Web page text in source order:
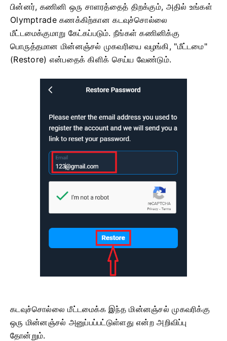
பின்னர், கணினி ஒரு சாளரத்தைத் திறக்கும், அதில் உங்கள்
Olymptrade கணக்கிற்கான கடவுச்சொல்லை
மீட்டமைக்குமாறு கேட்கப்படும். நீங்கள் கணினிக்கு
பொருத்தமான மின்னஞ்சல் முகவரியை வழங்கி, "மீட்டமை"
(Restore) என்பதைக் கிளிக் செய்ய வேண்டும்.
கடவுச்சொல்லை மீட்டமைக்க இந்த மின்னஞ்சல் முகவரிக்கு
ஒரு மின்னஞ்சல் அனுப்பப்பட்டுள்ளது என்ற அறிவிப்பு
தோன்றும்.